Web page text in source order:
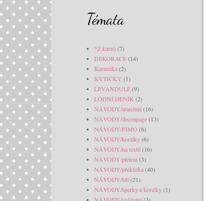
Témata
*Z kurzů (7)
DEKORACE(14)
Keramika(2)
KYTIČKY (1)
LEVANDULE(9)
LODNÍ DENÍK (2)
NÁVODY/aranžmá(16)
NÁVODY/decoupage(13)
NÁVODY/FIMO (6)
NÁVODY/korálky(6)
NÁVODY/na textil (16)
NÁVODY/pletení(3)
NÁVODY/překližka(40)
NÁVODY/šití(21)
NÁVODY/šperky a korálky(1)
NÁVODY/vyšívání(3)